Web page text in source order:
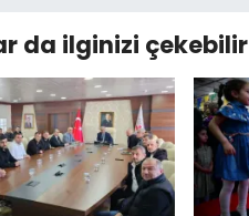
da ilginizi çekebilir